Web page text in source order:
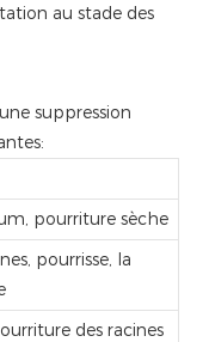
au stade des
suppression
pourriture sèche
pourrisse, la
des racines